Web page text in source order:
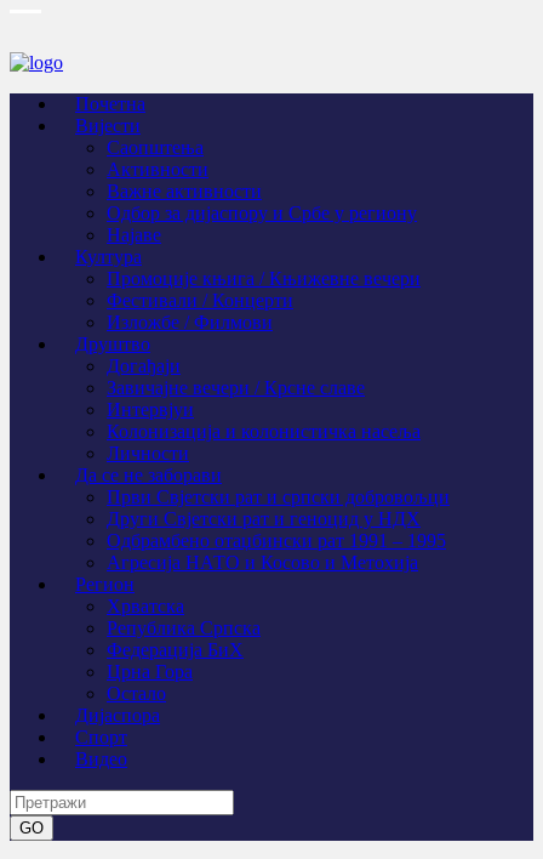
Почетна
Вијести
Саопштења
Активности
Важне активности
Одбор за дијаспору и Србе у региону
Најаве
Култура
Промоције књига / Књижевне вечери
Фестивали / Концерти
Изложбе / Филмови
Друштво
Догађаји
Завичајне вечери / Крсне славе
Интервјуи
Колонизација и колонистичка насеља
Личности
Да се не заборави
Први Свјeтски рат и српски добровољци
Други Свјетски рат и геноцид у НДХ
Одбрамбено отаџбински рат 1991 – 1995
Агресија НАТО и Косово и Метохија
Регион
Хрватска
Република Српска
Федерација БиХ
Црна Гора
Остало
Дијаспора
Спорт
Видео